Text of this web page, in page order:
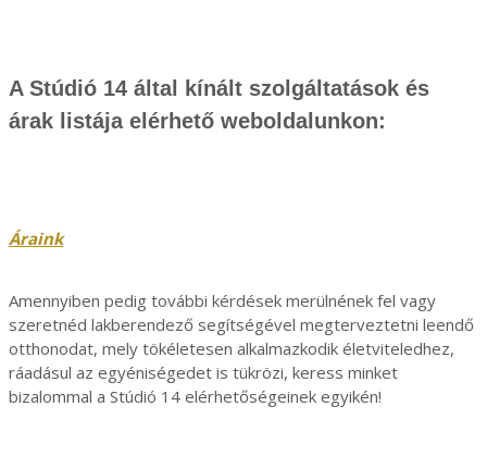
A Stúdió 14 által kínált szolgáltatások és
árak listája elérhető weboldalunkon:
Áraink
Amennyiben pedig további kérdések merülnének fel vagy
szeretnéd lakberendező segítségével megterveztetni leendő
otthonodat, mely tökéletesen alkalmazkodik életviteledhez,
ráadásul az egyéniségedet is tükrözi, keress minket
bizalommal a Stúdió 14 elérhetőségeinek egyikén!